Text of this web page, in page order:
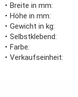
Breite in mm
Höhe in mm
Gewicht in kg
Selbstklebend
Farbe
Verkaufseinheit